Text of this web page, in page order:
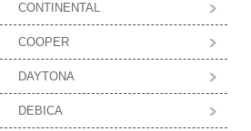
CONTINENTAL
COOPER
DAYTONA
DEBICA